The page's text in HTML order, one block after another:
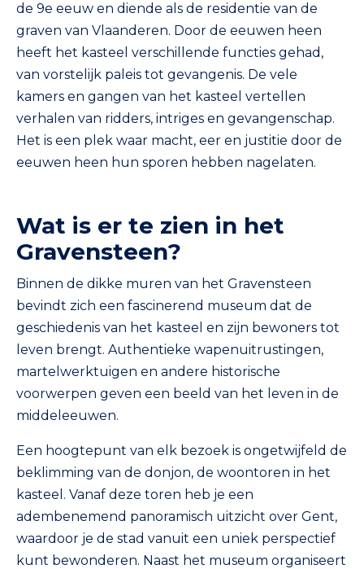
de 9e eeuw en diende als de residentie van de
graven van Vlaanderen. Door de eeuwen heen
heeft het kasteel verschillende functies gehad,
van vorstelijk paleis tot gevangenis. De vele
kamers en gangen van het kasteel vertellen
verhalen van ridders, intriges en gevangenschap.
Het is een plek waar macht, eer en justitie door de
eeuwen heen hun sporen hebben nagelaten.
Wat is er te zien in het
Gravensteen?
Binnen de dikke muren van het Gravensteen
bevindt zich een fascinerend museum dat de
geschiedenis van het kasteel en zijn bewoners tot
leven brengt. Authentieke wapenuitrustingen,
martelwerktuigen en andere historische
voorwerpen geven een beeld van het leven in de
middeleeuwen.
Een hoogtepunt van elk bezoek is ongetwijfeld de
beklimming van de donjon, de woontoren in het
kasteel. Vanaf deze toren heb je een
adembenemend panoramisch uitzicht over Gent,
waardoor je de stad vanuit een uniek perspectief
kunt bewonderen. Naast het museum organiseert